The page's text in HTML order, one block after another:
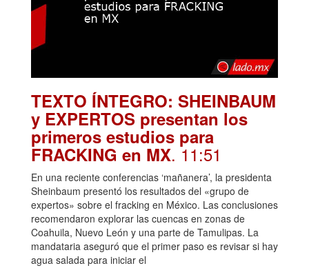
TEXTO ÍNTEGRO: SHEINBAUM
y EXPERTOS presentan los
primeros estudios para
FRACKING en MX. 11:51
En una reciente conferencias ‘mañanera’, la presidenta
Sheinbaum presentó los resultados del «grupo de
expertos» sobre el fracking en México. Las conclusiones
recomendaron explorar las cuencas en zonas de
Coahuila, Nuevo León y una parte de Tamulipas. La
mandataria aseguró que el primer paso es revisar si hay
agua salada para iniciar el